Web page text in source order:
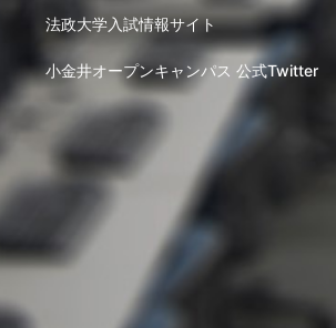
法政大学入試情報サイト
小金井オープンキャンパス 公式Twitter